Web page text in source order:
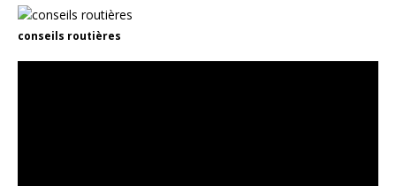
conseils routières